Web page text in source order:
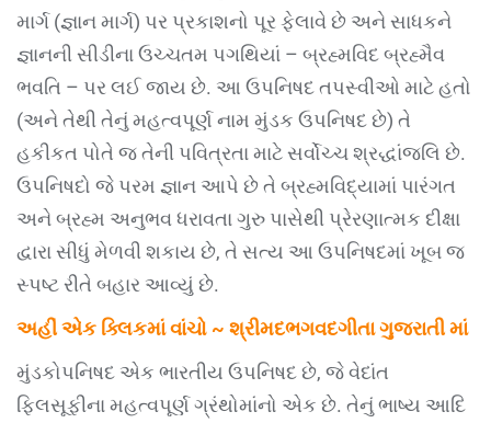
માર્ગ (જ્ઞાન માર્ગ) પર પ્રકાશનો પૂર ફેલાવે છે અને સાધકને
જ્ઞાનની સીડીના ઉચ્ચતમ પગથિયાં – બ્રહ્મવિદ બ્રહ્મૈવ
ભવતિ – પર લઈ જાય છે. આ ઉપનિષદ તપસ્વીઓ માટે હતો
(અને તેથી તેનું મહત્વપૂર્ણ નામ મુંડક ઉપનિષદ છે) તે
હકીકત પોતે જ તેની પવિત્રતા માટે સર્વોચ્ચ શ્રદ્ધાંજલિ છે.
ઉપનિષદો જે પરમ જ્ઞાન આપે છે તે બ્રહ્મવિદ્યામાં પારંગત
અને બ્રહ્મ અનુભવ ધરાવતા ગુરુ પાસેથી પ્રેરણાત્મક દીક્ષા
દ્વારા સીધું મેળવી શકાય છે, તે સત્ય આ ઉપનિષદમાં ખૂબ જ
સ્પષ્ટ રીતે બહાર આવ્યું છે.
અહીં એક ક્લિકમાં વાંચો ~ શ્રીમદભગવદગીતા ગુજરાતી માં
મુંડકોપનિષદ એક ભારતીય ઉપનિષદ છે, જે વેદાંત
ફિલસૂફીના મહત્વપૂર્ણ ગ્રંથોમાંનો એક છે. તેનું ભાષ્ય આદિ